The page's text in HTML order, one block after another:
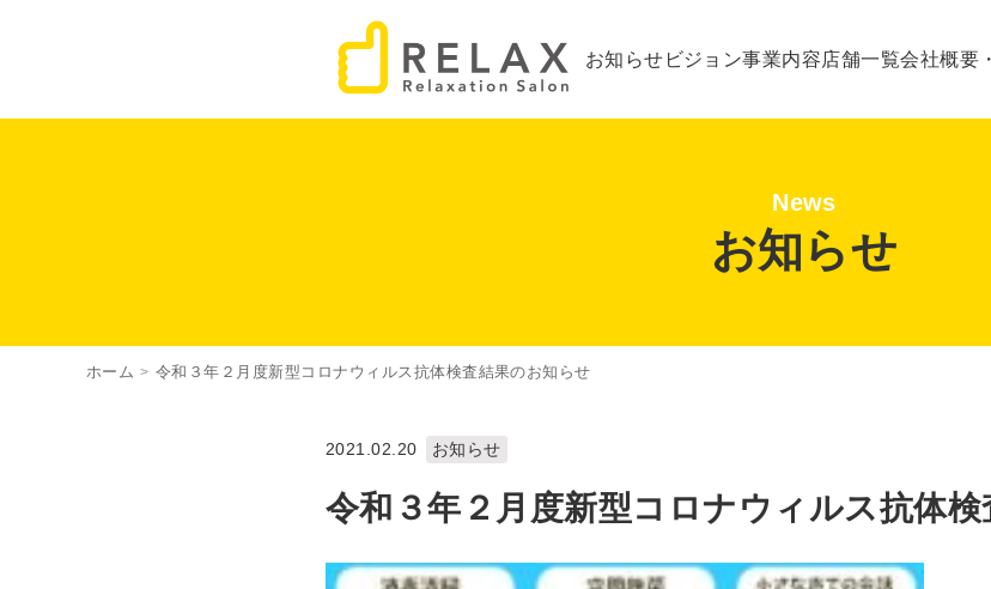
お知らせ ビジョン事業内容店舗一覧会社概要
News
お知らせ
ホーム > 令和３年２月度新型コロナウィルス抗体検査結果のお知らせ
2021.02.20 お知らせ
令和３年２月度新型コロナウィルス抗体